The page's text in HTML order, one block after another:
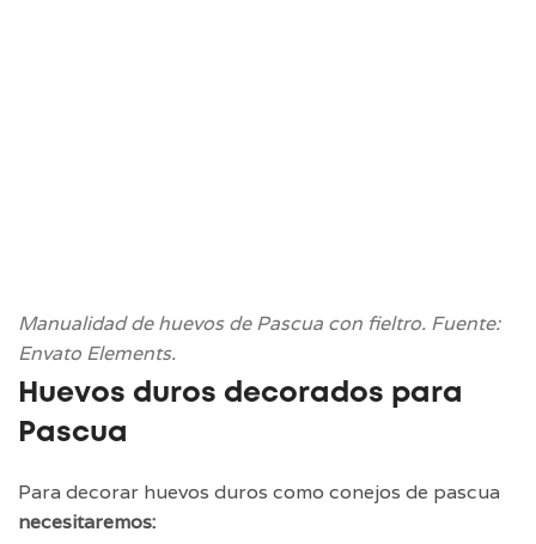
Manualidad de huevos de Pascua con fieltro. Fuente:
Envato Elements.
Huevos duros decorados para
Pascua
Para decorar huevos duros como conejos de pascua
necesitaremos: